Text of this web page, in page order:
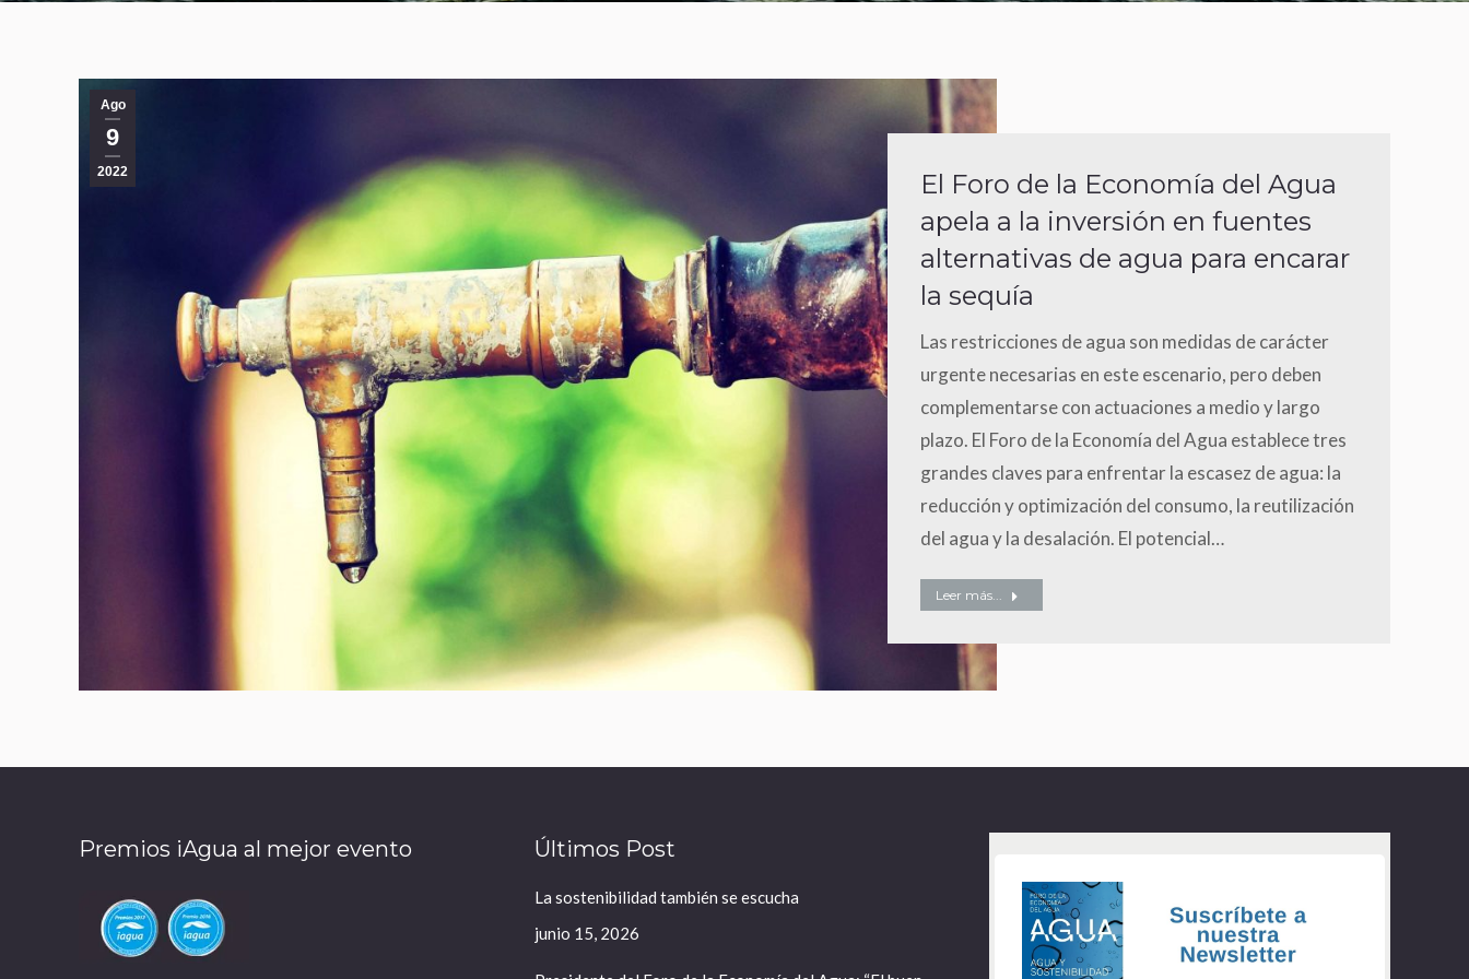
Ago
9
2022
El Foro de la Economía del Agua
apela a la inversión en fuentes
alternativas de agua para encarar
la sequía
Las restricciones de agua son medidas de carácter
urgente necesarias en este escenario, pero deben
complementarse con actuaciones a medio y largo
plazo. El Foro de la Economía del Agua establece tres
grandes claves para enfrentar la escasez de agua: la
reducción y optimización del consumo, la reutilización
del agua y la desalación. El potencial…
Leer más...
Premios iAgua al mejor evento Últimos Post
La sostenibilidad también se escucha
junio 15, 2026